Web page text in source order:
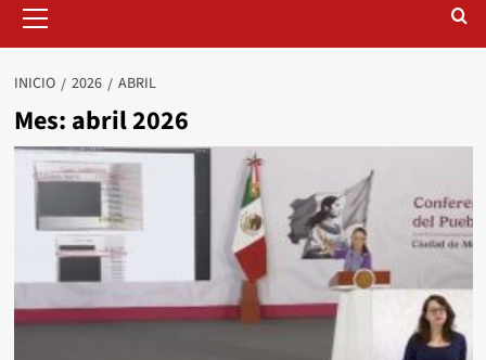
principal
INICIO 2026 ABRIL
Mes: abril 2026